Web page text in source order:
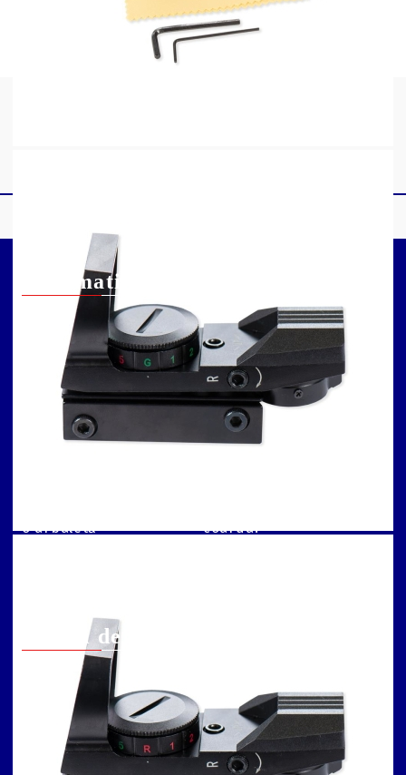
bateria tip CR2032.
Informatii
Contact
Informatii fiscale
Informatii livrare
Informatii stoc
Informatii retur
o arbaletă
Arbaleta: săgețile și
părțile componente ale
acestora
Cat de departe pot
trage cu o arbaleta?
coarda?
Detalii de Contact
info@arbaleta.bg
031 005 05 76